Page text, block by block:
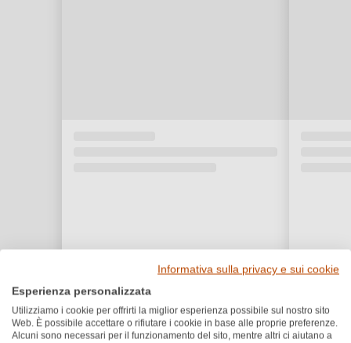
Informativa sulla privacy e sui cookie
Esperienza personalizzata
Utilizziamo i cookie per offrirti la miglior esperienza possibile sul nostro sito
Web. È possibile accettare o rifiutare i cookie in base alle proprie preferenze.
Alcuni sono necessari per il funzionamento del sito, mentre altri ci aiutano a